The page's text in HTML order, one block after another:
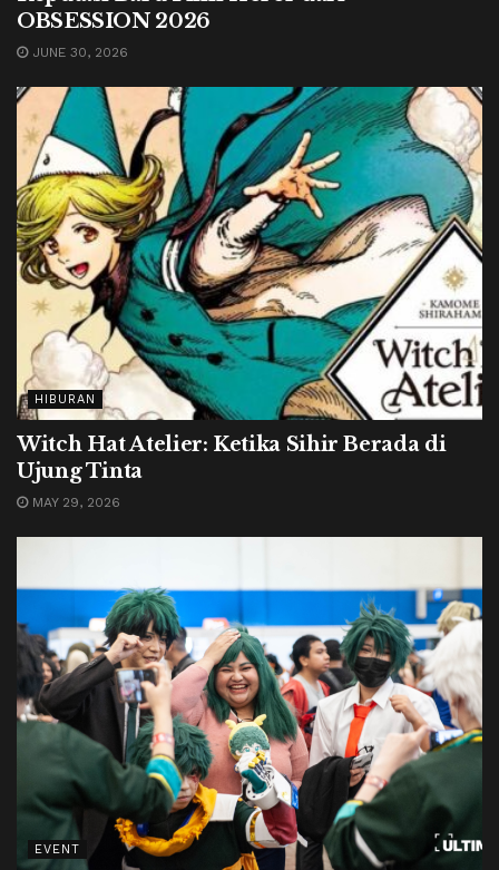
OBSESSION 2026
JUNE 30, 2026
HIBURAN
Witch Hat Atelier: Ketika Sihir Berada di
Ujung Tinta
MAY 29, 2026
EVENT